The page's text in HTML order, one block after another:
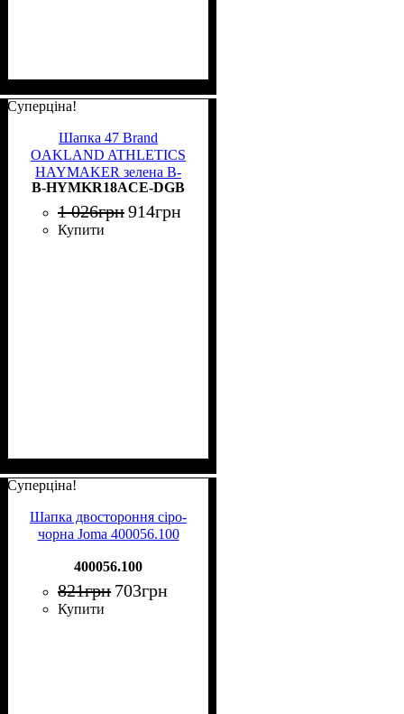
Суперціна!
Шапка 47 Brand
OAKLAND ATHLETICS
HAYMAKER зелена B-
HYMKR18ACE-DGB
B-HYMKR18ACE-DGB
1 026грн914грн
Купити
Суперціна!
Шапка двостороння cіро-
чорна Joma 400056.100
400056.100
821грн 703грн
Купити